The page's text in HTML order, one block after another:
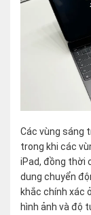
Các vùng sáng
trong khi các
iPad, đồng thời
dung chuyển
khắc chính xác
hình ảnh và độ